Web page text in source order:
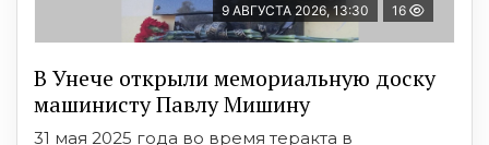
9 АВГУСТА 2026, 13:30 16
В Унече открыли мемориальную доску
машинисту Павлу Мишину
31 мая 2025 года во время теракта в